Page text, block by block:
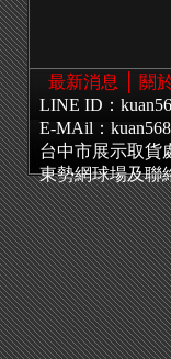
最新消息 關
LINE ID：
E-MAil：
台中市展示取貨
東勢網球場及聯